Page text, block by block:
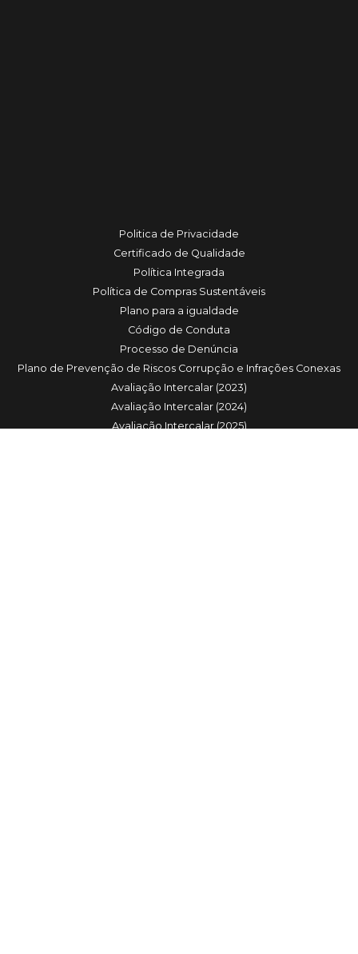
Politica de Privacidade
Certificado de Qualidade
Política Integrada
Política de Compras Sustentáveis
Plano para a igualdade
Código de Conduta
Processo de Denúncia
Plano de Prevenção de Riscos Corrupção e Infrações Conexas
Avaliação Intercalar (2023)
Avaliação Intercalar (2024)
Avaliação Intercalar (2025)